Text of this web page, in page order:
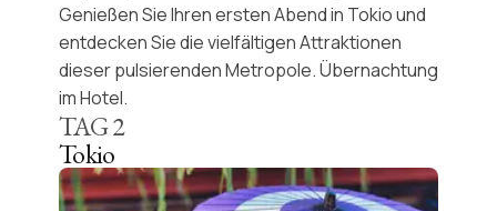
Genießen Sie Ihren ersten Abend in Tokio und
entdecken Sie dievielfältigen Attraktionen
dieser pulsierenden Metropole. Übernachtung
im Hotel.
TAG2
Tokio